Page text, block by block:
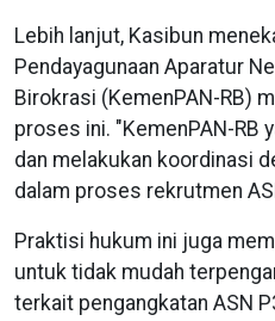
Lebih lanjut, Kasibun
Pendayagunaan Aparatur
Birokrasi (KemenPAN-RB)
proses ini. "KemenPAN-RB
dan melakukan koordinasi
dalam proses rekrutmen
Praktisi hukum ini juga
untuk tidak mudah
terkait pengangkatan ASN